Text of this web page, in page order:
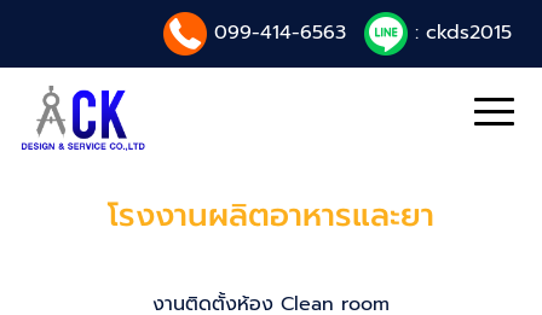
099-414-6563 : ckds2015
โรงงานผลิตอาหารและยา
งานติดตั้งห้อง Clean room